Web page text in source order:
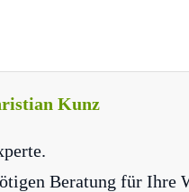
Kunz
Beratung für Ihre